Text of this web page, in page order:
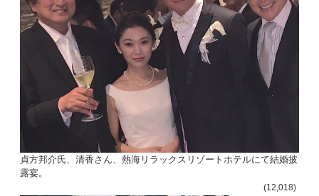
貞方邦介氏、清香さん、熱海リラックスリゾートホテルにて結婚披
露宴。
(12,018)